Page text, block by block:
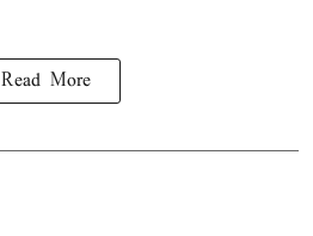
Read More